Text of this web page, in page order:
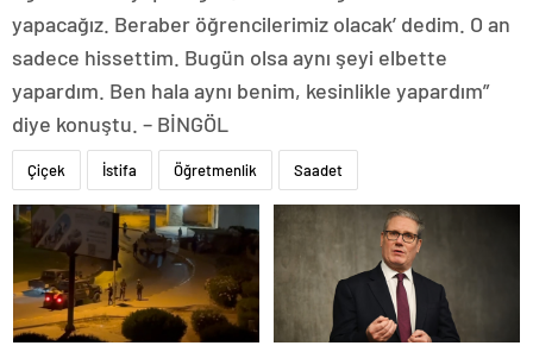
yapacağız. Beraber öğrencilerimiz olacak’ dedim. O an
sadece hissettim. Bugün olsa aynı şeyi elbette
yapardım. Ben hala aynı benim, kesinlikle yapardım”
diye konuştu. – BİNGÖL
Çiçek İstifa Öğretmenlik Saadet